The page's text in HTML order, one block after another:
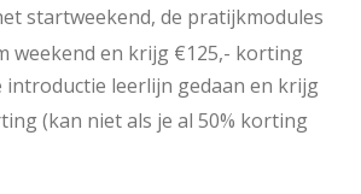
startweekend, de pratijkmodules
weekend en krijg €125,- korting
introductie leerlijn gedaan en krijg
(kan niet als je al 50% korting